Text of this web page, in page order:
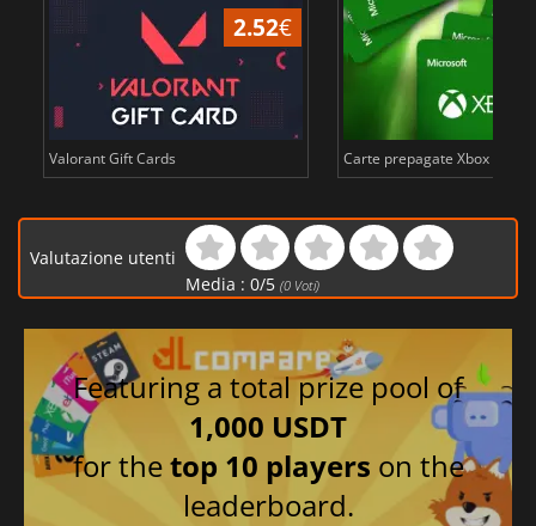
2.52€
Valorant Gift Cards Carte prepagate Xbox Live
Valutazione utenti
Media : 0/5 (0Voti)
Featuring a total prize pool of
1,000 USDT
for thetop 10 players on the
leaderboard.